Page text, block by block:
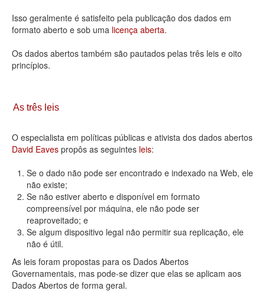
Administração
Legislação
Agenda
Contato
Isso geralmente é satisfeito pela publicação dos dados em
formato aberto e sob uma licença aberta.
Os dados abertos também são pautados pelas três leis e oito
princípios.
As três leis
O especialista em políticas públicas e ativista dos dados abertos
David Eaves propôs as seguintes leis:
Se o dado não pode ser encontrado e indexado na Web, ele
não existe;
Se não estiver aberto e disponível em formato
compreensível por máquina, ele não pode ser
reaproveitado; e
Se algum dispositivo legal não permitir sua replicação, ele
não é útil.
As leis foram propostas para os Dados Abertos
Governamentais, mas pode-se dizer que elas se aplicam aos
Dados Abertos de forma geral.